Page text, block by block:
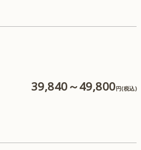
39,840～49,800円(税込)